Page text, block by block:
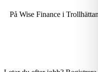
På Wise Finance i